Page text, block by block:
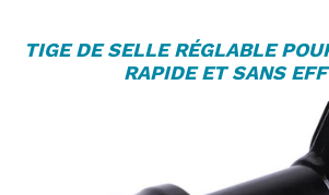
TIGE DE SELLERÉGLABLE
RAPIDE ET SANS